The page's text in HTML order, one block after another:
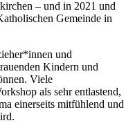
– und in 2021 und
Gemeinde in
und
Kindern und
Viele
als sehr entlastend,
einerseits mitfühlend und